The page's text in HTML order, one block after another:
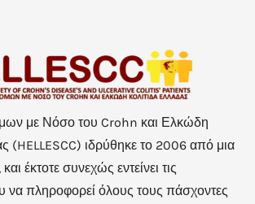
με Νόσο του Crohn και Ελκώδη
(HELLESCC) ιδρύθηκε το 2006 από μια
έκτοτε συνεχώς εντείνει τις
να πληροφορεί όλους τους πάσχοντες